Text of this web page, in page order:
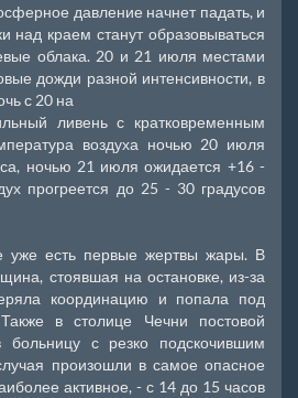
давление начнет падать, и
над краем станут образовываться
облака. 20 и 21 июля местами
дожди разной интенсивности, в
с 20 на
ливень с кратковременным
воздуха ночью 20 июля
ночью 21 июля ожидается +16 -
прогреется до 25 - 30 градусов
уже есть первые жертвы жары. В
стоявшая на остановке, из-за
координацию и попала под
в столице Чечни постовой
с резко подскочившим
произошли в самое опасное
активное, - с 14 до 15 часов